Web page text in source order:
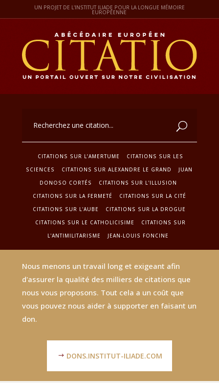
UN PROJET DE L'INSTITUT ILIADE POUR LA LONGUE MÉMOIRE
EUROPÉENNE
CITATIONS SUR L’AMERTUME
CITATIONS SUR LES
SCIENCES
CITATIONS SUR ALEXANDRE LE GRAND
JUAN
DONOSO CORTÉS
CITATIONS SUR L'ILLUSION
CITATIONS SUR LA FERMETÉ
CITATIONS SUR LA CITÉ
CITATIONS SUR L'AUBE
CITATIONS SUR LA DROGUE
CITATIONS SUR LE CATHOLICISIME
CITATIONS SUR
L'ANTIMILITARISME
JEAN-LOUIS FONCINE
Nous menons un travail long et exigeant afin
d'assurer la qualité des milliers de citations que
nous vous proposons. Tout cela a un coût que
vous pouvez nous aider à supporter en faisant un
don.
DONS.INSTITUT-ILIADE.COM